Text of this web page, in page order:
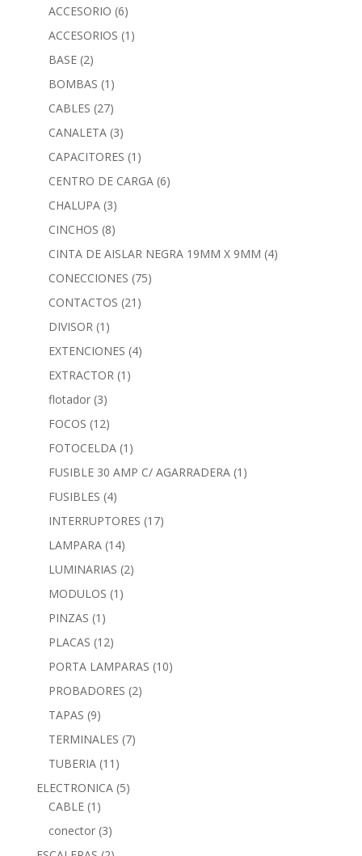
ACCESORIO (6)
ACCESORIOS (1)
BASE (2)
BOMBAS (1)
CABLES (27)
CANALETA (3)
CAPACITORES (1)
CENTRO DE CARGA (6)
CHALUPA (3)
CINCHOS (8)
CINTA DE AISLAR NEGRA 19MM X 9MM (4)
CONECCIONES (75)
CONTACTOS (21)
DIVISOR (1)
EXTENCIONES (4)
EXTRACTOR (1)
flotador (3)
FOCOS (12)
FOTOCELDA (1)
FUSIBLE 30 AMP C/ AGARRADERA (1)
FUSIBLES (4)
INTERRUPTORES (17)
LAMPARA (14)
LUMINARIAS (2)
MODULOS (1)
PINZAS (1)
PLACAS (12)
PORTA LAMPARAS (10)
PROBADORES (2)
TAPAS (9)
TERMINALES (7)
TUBERIA (11)
ELECTRONICA (5)
CABLE (1)
conector (3)